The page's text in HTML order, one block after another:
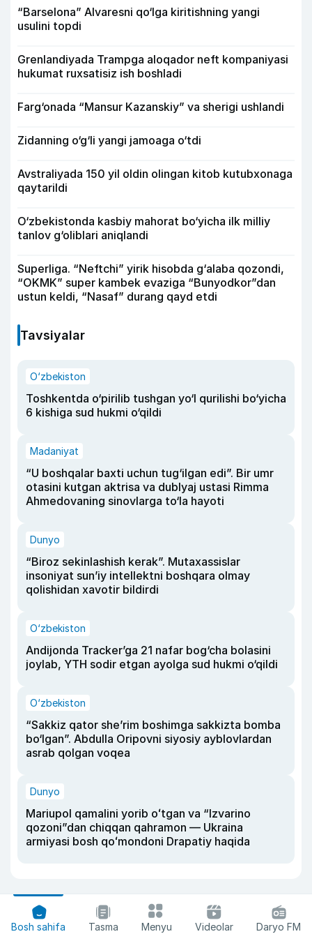
“Barselona” Alvaresni qo‘lga kiritishning yangi
usulini topdi
Grenlandiyada Trampga aloqador neft kompaniyasi
hukumat ruxsatisiz ish boshladi
Farg‘onada “Mansur Kazanskiy” va sherigi ushlandi
Zidanning o‘g‘li yangi jamoaga o‘tdi
Avstraliyada 150 yil oldin olingan kitob kutubxonaga
qaytarildi
O‘zbekistonda kasbiy mahorat bo‘yicha ilk milliy
tanlov g‘oliblari aniqlandi
Superliga. “Neftchi” yirik hisobda g‘alaba qozondi,
“OKMK” super kambek evaziga “Bunyodkor”dan
ustun keldi, “Nasaf” durang qayd etdi
Tavsiyalar
O‘zbekiston
Toshkentda o‘pirilib tushgan yo‘l qurilishi bo‘yicha
6 kishiga sud hukmi o‘qildi
Madaniyat
“U boshqalar baxti uchun tug‘ilgan edi”. Bir umr
otasini kutgan aktrisa va dublyaj ustasi Rimma
Ahmedovaning sinovlarga to‘la hayoti
Dunyo
“Biroz sekinlashish kerak”. Mutaxassislar
insoniyat sun’iy intellektni boshqara olmay
qolishidan xavotir bildirdi
O‘zbekiston
Andijonda Tracker’ga 21 nafar bog‘cha bolasini
joylab, YTH sodir etgan ayolga sud hukmi o‘qildi
O‘zbekiston
“Sakkiz qator she’rim boshimga sakkizta bomba
bo‘lgan”. Abdulla Oripovni siyosiy ayblovlardan
asrab qolgan voqea
Dunyo
Mariupol qamalini yorib oʻtgan va “Izvarino
qozoni”dan chiqqan qahramon — Ukraina
armiyasi bosh qoʻmondoni Drapatiy haqida
Bosh sahifa Tasma Menyu Videolar Daryo FM